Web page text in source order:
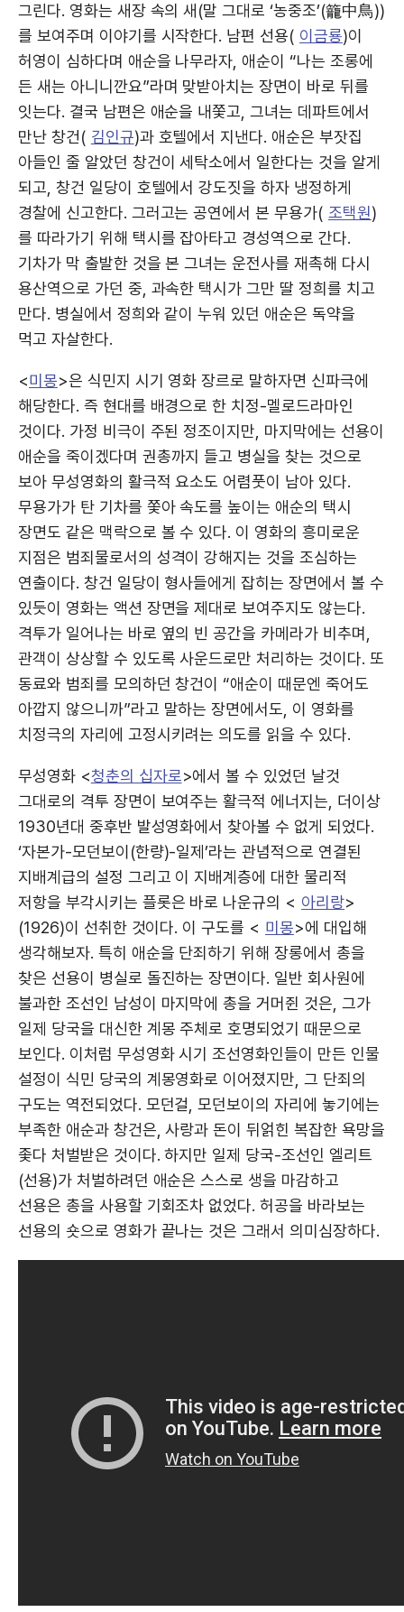
그린다. 영화는 새장 속의 새(말 그대로 ‘농중조’(籠中鳥))
를 보여주며 이야기를 시작한다. 남편 선용( 이금룡)이
허영이 심하다며 애순을 나무라자, 애순이 “나는 조롱에
든 새는 아니니깐요”라며 맞받아치는 장면이 바로 뒤를
잇는다. 결국 남편은 애순을 내쫓고, 그녀는 데파트에서
만난 창건( 김인규)과 호텔에서 지낸다. 애순은 부잣집
아들인 줄 알았던 창건이 세탁소에서 일한다는 것을 알게
되고, 창건 일당이 호텔에서 강도짓을 하자 냉정하게
경찰에 신고한다. 그러고는 공연에서 본 무용가( 조택원)
를 따라가기 위해 택시를 잡아타고 경성역으로 간다.
기차가 막 출발한 것을 본 그녀는 운전사를 재촉해 다시
용산역으로 가던 중, 과속한 택시가 그만 딸 정희를 치고
만다. 병실에서 정희와 같이 누워 있던 애순은 독약을
먹고 자살한다.
<미몽>은 식민지 시기 영화 장르로 말하자면 신파극에
해당한다. 즉 현대를 배경으로 한 치정-멜로드라마인
것이다. 가정 비극이 주된 정조이지만, 마지막에는 선용이
애순을 죽이겠다며 권총까지 들고 병실을 찾는 것으로
보아 무성영화의 활극적 요소도 어렴풋이 남아 있다.
무용가가 탄 기차를 쫓아 속도를 높이는 애순의 택시
장면도 같은 맥락으로 볼 수 있다. 이 영화의 흥미로운
지점은 범죄물로서의 성격이 강해지는 것을 조심하는
연출이다. 창건 일당이 형사들에게 잡히는 장면에서 볼 수
있듯이 영화는 액션 장면을 제대로 보여주지도 않는다.
격투가 일어나는 바로 옆의 빈 공간을 카메라가 비추며,
관객이 상상할 수 있도록 사운드로만 처리하는 것이다. 또
동료와 범죄를 모의하던 창건이 “애순이 때문엔 죽어도
아깝지 않으니까”라고 말하는 장면에서도, 이 영화를
치정극의 자리에 고정시키려는 의도를 읽을 수 있다.
무성영화 <청춘의 십자로>에서 볼 수 있었던 날것
그대로의 격투 장면이 보여주는 활극적 에너지는, 더이상
1930년대 중후반 발성영화에서 찾아볼 수 없게 되었다.
‘자본가-모던보이(한량)-일제’라는 관념적으로 연결된
지배계급의 설정 그리고 이 지배계층에 대한 물리적
저항을 부각시키는 플롯은 바로 나운규의 < 아리랑>
(1926)이 선취한 것이다. 이 구도를 < 미몽>에 대입해
생각해보자. 특히 애순을 단죄하기 위해 장롱에서 총을
찾은 선용이 병실로 돌진하는 장면이다. 일반 회사원에
불과한 조선인 남성이 마지막에 총을 거머쥔 것은, 그가
일제 당국을 대신한 계몽 주체로 호명되었기 때문으로
보인다. 이처럼 무성영화 시기 조선영화인들이 만든 인물
설정이 식민 당국의 계몽영화로 이어졌지만, 그 단죄의
구도는 역전되었다. 모던걸, 모던보이의 자리에 놓기에는
부족한 애순과 창건은, 사랑과 돈이 뒤얽힌 복잡한 욕망을
좇다 처벌받은 것이다. 하지만 일제 당국-조선인 엘리트
(선용)가 처벌하려던 애순은 스스로 생을 마감하고
선용은 총을 사용할 기회조차 없었다. 허공을 바라보는
선용의 숏으로 영화가 끝나는 것은 그래서 의미심장하다.